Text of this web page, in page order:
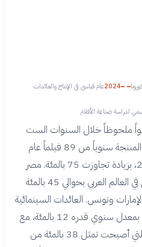
2024عام قياسي في الإنتاج والعائدات
لدراسة صناعة الأفلام
ملحوظاً خلال السنوات الست
الماضية، حيث ارتفع عدد الأفلام المنتجة سنوياً من 89 فيلماً عام
2019 إلى 156 فيلماً عام 2024، بزيادة تجاوزت 75 بالمئة. مصر
تحتل الصدارة كأكبر منتج للأفلام في العالم العربي بحوالي 45 بالمئة
وتونس. العائدات السينمائية
في الأسواق العربية الرئيسية نمت بمعدل سنوي قدره 12 بالمئة، مع
تركيز خاص على منطقة الخليج التي أصبحت تمثل 38 بالمئة من